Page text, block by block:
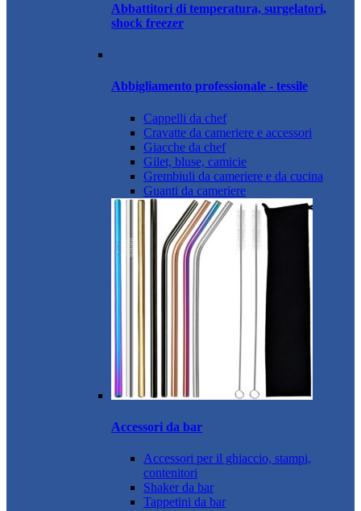
Abbattitori di temperatura, surgelatori,
shock freezer
Abbigliamento professionale - tessile
Cappelli da chef
Cravatte da cameriere e accessori
Giacche da chef
Gilet, bluse, camicie
Grembiuli da cameriere e da cucina
Guanti da cameriere
Accessori da bar
Accessori per il ghiaccio, stampi,
contenitori
Shaker da bar
Tappetini da bar